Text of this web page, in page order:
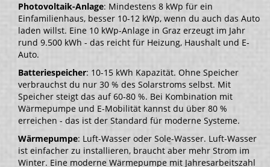
Photovoltaik-Anlage: Mindestens 8 kWp für ein
Einfamilienhaus, besser 10-12 kWp, wenn du auch das Auto
laden willst. Eine 10 kWp-Anlage in Graz erzeugt im Jahr
rund 9.500 kWh - das reicht für Heizung, Haushalt und E-
Auto.
Batteriespeicher: 10-15 kWh Kapazität. Ohne Speicher
verbrauchst du nur 30 % des Solarstroms selbst. Mit
Speicher steigt das auf 60-80 %. Bei Kombination mit
Wärmepumpe und E-Mobilität kannst du über 80 %
erreichen - das ist der Standard für moderne Systeme.
Wärmepumpe: Luft-Wasser oder Sole-Wasser. Luft-Wasser
ist einfacher zu installieren, braucht aber mehr Strom im
Winter. Eine moderne Wärmepumpe mit Jahresarbeitszahl